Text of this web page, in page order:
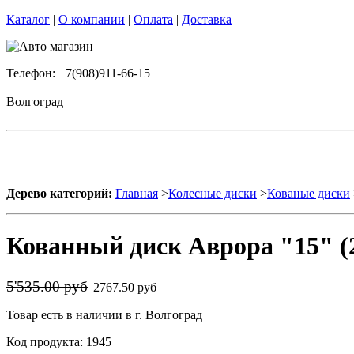
Каталог | О компании | Оплата | Доставка
Телефон: +7(908)911-66-15
Волгоград
Дерево категорий: Главная >Колесные диски >Кованые диски
Кованный диск Аврора "15"
5'535.00 руб 2767.50 руб
Товар есть в наличии в г. Волгоград
Код продукта: 1945